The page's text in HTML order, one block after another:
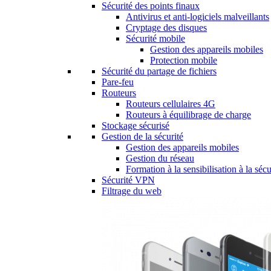
Sécurité des points finaux
Antivirus et anti-logiciels malveillants
Cryptage des disques
Sécurité mobile
Gestion des appareils mobiles
Protection mobile
Sécurité du partage de fichiers
Pare-feu
Routeurs
Routeurs cellulaires 4G
Routeurs à équilibrage de charge
Stockage sécurisé
Gestion de la sécurité
Gestion des appareils mobiles
Gestion du réseau
Formation à la sensibilisation à la
Sécurité VPN
Filtrage du web